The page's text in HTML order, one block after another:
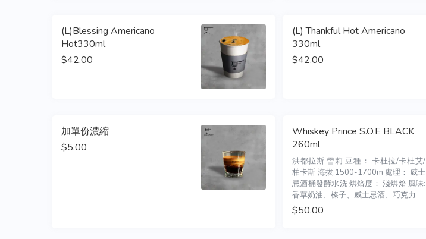
(L)Blessing Americano
Hot330ml
$42.00
(L) Thankful Hot Americano
330ml
$42.00
加單份濃縮
$5.00
Whiskey Prince S.O.E BLACK
260ml
洪都拉斯 雪莉 豆種： 卡杜拉/卡杜艾/
柏卡斯 海拔:1500-1700m 處理： 威士
忌酒桶發酵水洗 烘焙度： 淺烘焙 風味:
香草奶油、榛子、威士忌酒、巧克力
$50.00